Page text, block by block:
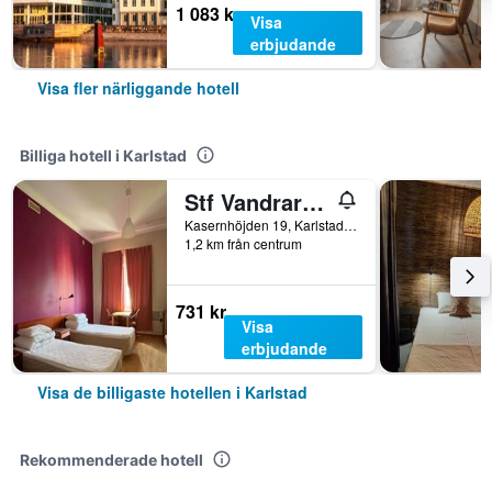
1 083 kr Visa
erbjudande
Visa fler närliggande hotell
Billiga hotell i Karlstad
Stf Vandrarhem Karlstad
Kasernhöjden 19, Karlstad, Värmlands län, Sverige
1,2 km från centrum
731 kr
Visa
erbjudande
Visa de billigaste hotellen i Karlstad
Rekommenderade hotell